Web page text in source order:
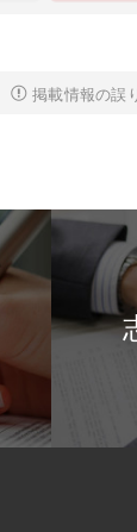
掲載情報の誤